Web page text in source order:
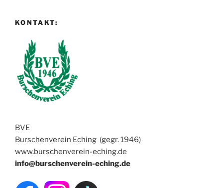
KONTAKT:
BVE
Burschenverein Eching (gegr. 1946)
www.burschenverein-eching.de
info@burschenverein-eching.de